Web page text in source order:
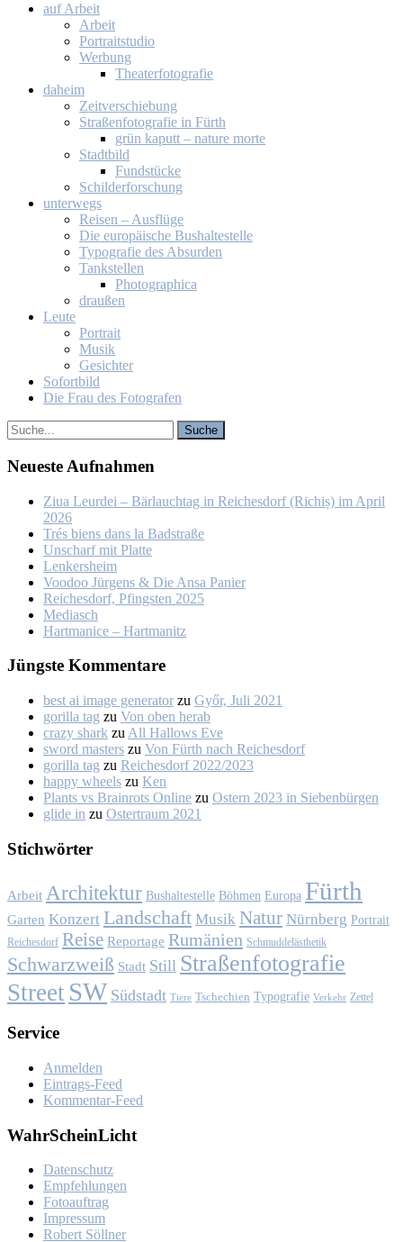
auf Ar­beit
Ar­beit
Por­trait­stu­dio
Wer­bung
Thea­ter­fo­to­gra­fie
da­heim
Zeit­ver­schie­bung
Stra­ßen­fo­to­gra­fie in Fürth
grün ka­putt – na­tu­re mor­te
Stadt­bild
Fund­stü­cke
Schil­der­for­schung
un­ter­wegs
Rei­sen – Aus­flü­ge
Die eu­ro­päi­sche Bus­hal­te­stel­le
Ty­po­gra­fie des Ab­sur­den
Tank­stel­len
Pho­to­gra­phi­ca
drau­ßen
Leu­te
Por­trait
Mu­sik
Ge­sich­ter
So­fort­bild
Die Frau des Fo­to­gra­fen
Neu­es­te Auf­nah­men
Ziua Leur­dei – Bär­lauch­tag in Rei­ches­dorf (Ri­chiș) im April
2026
Trés biens dans la Bad­stra­ße
Un­scharf mit Plat­te
Len­kers­heim
Voo­doo Jür­gens & Die An­sa Pa­nier
Rei­ches­dorf, Pfings­ten 2025
Me­dia­sch
Hart­ma­nice – Hart­ma­nitz
Jüngs­te Kom­men­ta­re
best ai image generator zu Győr, Ju­li 2021
gorilla tag zu Von oben her­ab
crazy shark zu All Hal­lows Eve
sword masters zu Von Fürth nach Rei­ches­dorf
gorilla tag zu Rei­ches­dorf 2022/2023
happy wheels zu Ken
Plants vs Brainrots Online zu Os­tern 2023 in Sie­ben­bür­gen
glide in zu Os­ter­traum 2021
Stich­wör­ter
Arbeit Architektur Bushaltestelle Böhmen Europa Fürth
Garten Konzert Landschaft Musik Natur Nürnberg Portrait
Reichesdorf Reise Reportage Rumänien Schmuddelästhetik
Schwarzweiß Stadt Still Straßenfotografie
Street SW Südstadt Tiere Tschechien Typografie Verkehr Zettel
Ser­vice
Anmelden
Eintrags-Feed
Kommentar-Feed
Wahr­Schein­Licht
Da­ten­schutz
Emp­feh­lun­gen
Fo­to­auf­trag
Im­pres­sum
Ro­bert Söll­ner